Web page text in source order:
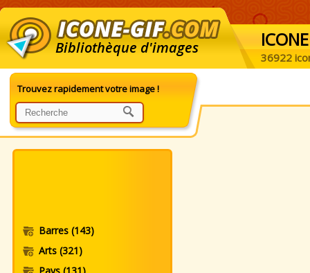
Bibliothèque d'images ICONE
36922
Trouvez rapidement votre image !
Barres (143)
Arts (321)